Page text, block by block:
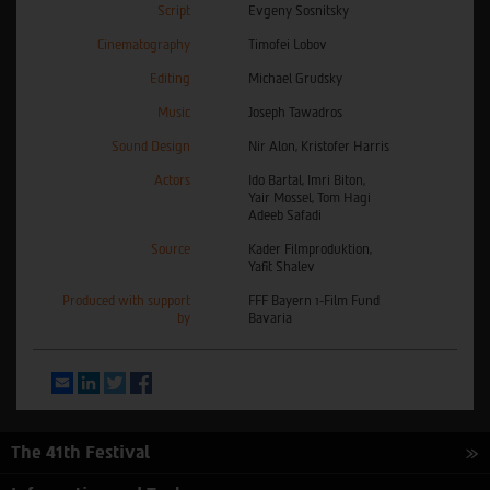
Script Evgeny Sosnitsky
Cinematography Timofei Lobov
Editing Michael Grudsky
Music Joseph Tawadros
Sound Design Nir Alon, Kristofer Harris
Actors
Ido Bartal, Imri Biton,
Yair Mossel, Tom Hagi
Adeeb Safadi
Source
Kader Filmproduktion,
Yafit Shalev
Produced with support
by
FFF Bayern ו-Film Fund
Bavaria
EmailLinkedInTwitter
The 41th Festival